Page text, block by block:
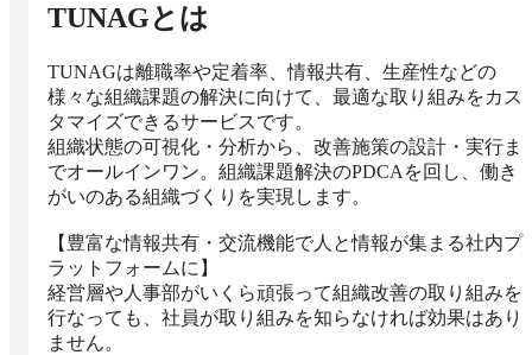
TUNAGとは
TUNAGは離職率や定着率、情報共有、生産性などの
様々な組織課題の解決に向けて、最適な取り組みをカス
タマイズできるサービスです。
組織状態の可視化・分析から、改善施策の設計・実行ま
でオールインワン。組織課題解決のPDCAを回し、働き
がいのある組織づくりを実現します。
【豊富な情報共有・交流機能で人と情報が集まる社内プ
ラットフォームに】
経営層や人事部がいくら頑張って組織改善の取り組みを
行なっても、社員が取り組みを知らなければ効果はあり
ません。